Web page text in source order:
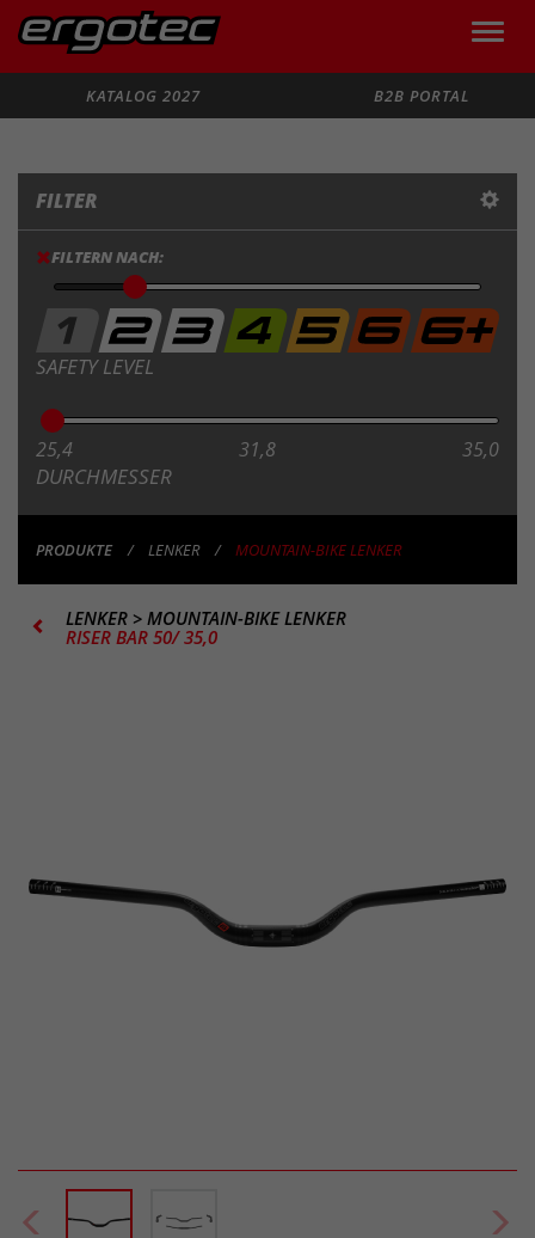
Toggle
KATALOG 2027
B2B PORTAL
FILTER
FILTERN NACH:
SAFETY LEVEL
25,4 31,8 35,0
DURCHMESSER
PRODUKTE LENKER MOUNTAIN-BIKE LENKER
LENKER > MOUNTAIN-BIKE LENKER
RISER BAR 50/ 35,0